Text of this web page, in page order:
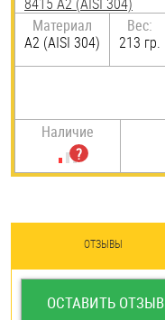
Материал
А2 (AISI 304)
Вес:
213 гр.
Наличие
ОТЗЫВЫ
ОСТАВИТЬ ОТЗЫВ